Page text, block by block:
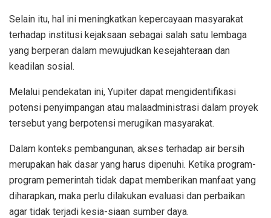
Selain itu, hal ini meningkatkan kepercayaan masyarakat
terhadap institusi kejaksaan sebagai salah satu lembaga
yang berperan dalam mewujudkan kesejahteraan dan
keadilan sosial.
Melalui pendekatan ini, Yupiter dapat mengidentifikasi
potensi penyimpangan atau malaadministrasi dalam proyek
tersebut yang berpotensi merugikan masyarakat.
Dalam konteks pembangunan, akses terhadap air bersih
merupakan hak dasar yang harus dipenuhi. Ketika program-
program pemerintah tidak dapat memberikan manfaat yang
diharapkan, maka perlu dilakukan evaluasi dan perbaikan
agar tidak terjadi kesia-siaan sumber daya.